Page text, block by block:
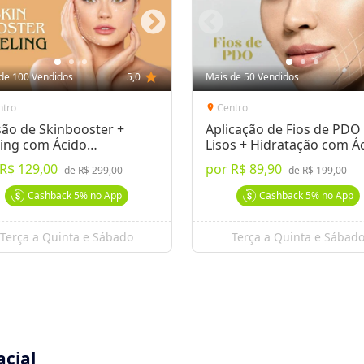
100 Vendidos 5,0 star
de Skinbooster +
com Ácido
R$ 129,00 deR$ 299,00
Cashback5%no App
Terça a Quinta e Sábado
Mais de 50 Vendidos
location_on Centro
Aplicação de Fios de PDO
Lisos + Hidratação com
Hialurônico
por R$ 89,90 deR$ 199,00
Cashback5%no App
Terça a Quinta e Sábado